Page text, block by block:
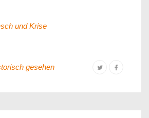
und Krise
gesehen